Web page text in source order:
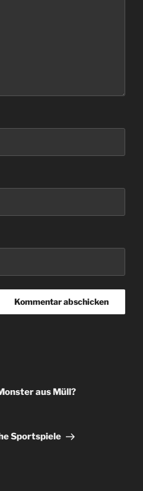
aus Müll?
Sportspiele